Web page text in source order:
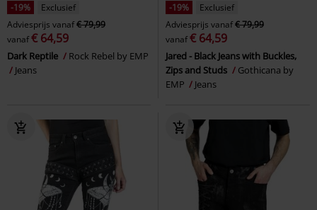
-19%
Exclusief
Adviesprijs vanaf€ 79,99
vanaf€ 64,59
Dark Reptile
Rock Rebel by EMP
Jeans
-19%
Exclusief
Adviesprijs vanaf€ 79,99
vanaf€ 64,59
Jared - Black Jeans with Buckles,
Zips and Studs
Gothicana by
EMP
Jeans